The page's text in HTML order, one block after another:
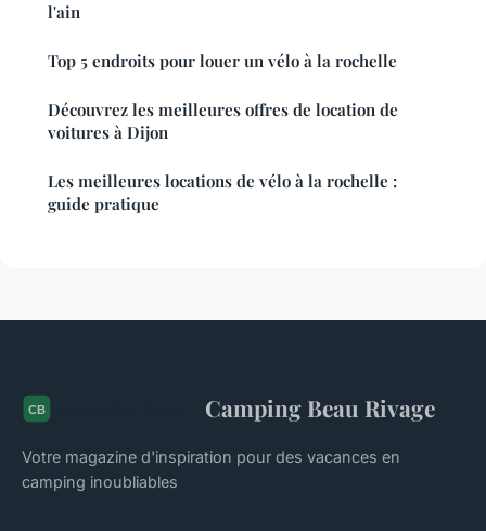
l'ain
Top 5 endroits pour louer un vélo à la rochelle
Découvrez les meilleures offres de location de
voitures à Dijon
Les meilleures locations de vélo à la rochelle :
guide pratique
Camping Beau Rivage
Votre magazine d'inspiration pour des vacances en
camping inoubliables